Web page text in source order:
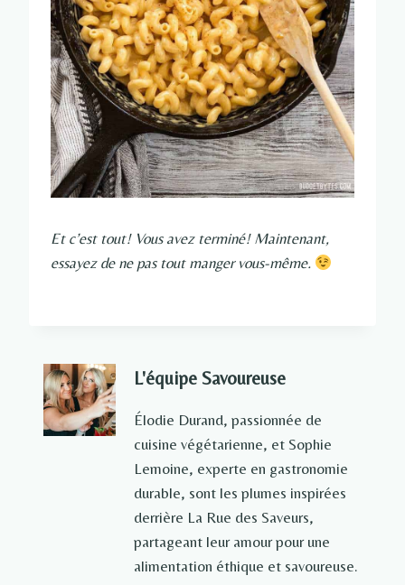
Et c’est tout! Vous avez terminé! Maintenant,
essayez de ne pas tout manger vous-même.
L'équipe Savoureuse
Élodie Durand, passionnée de
cuisine végétarienne, et Sophie
Lemoine, experte en gastronomie
durable, sont les plumes inspirées
derrière La Rue des Saveurs,
partageant leur amour pour une
alimentation éthique et savoureuse.